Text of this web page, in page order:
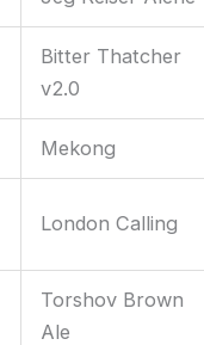
Bitter Thatcher
v2.0
Mekong
London Calling
Torshov Brown
Ale